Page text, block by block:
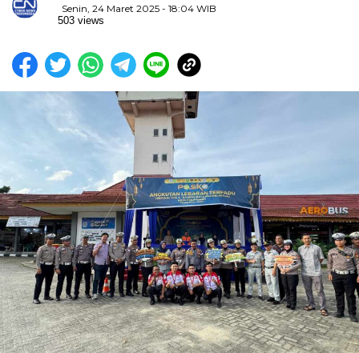
Senin, 24 Maret 2025 - 18:04 WIB
503 views